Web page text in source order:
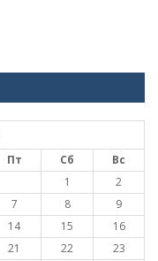
Пт Сб
Вс
1
2
7 8
9
14 15
16
21 22
23